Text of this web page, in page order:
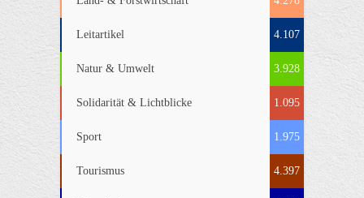
Leitartikel 4.107
Natur & Umwelt 3.928
Solidarität & Lichtblicke 1.095
Sport 1.975
Tourismus 4.397